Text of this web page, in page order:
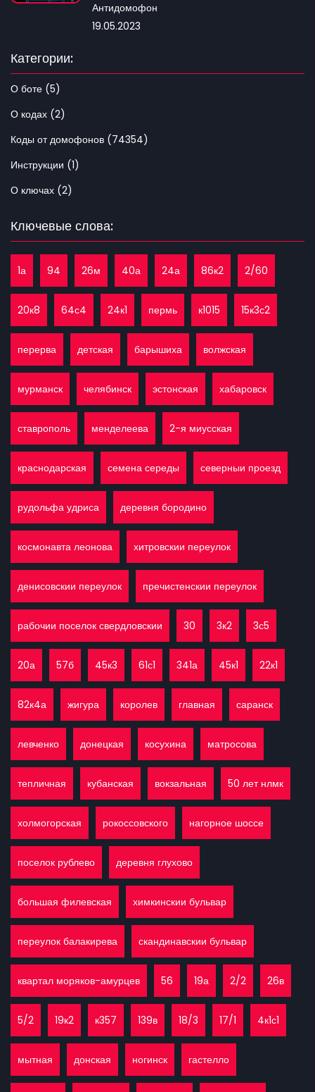
Антидомофон
19.05.2023
Категории:
О боте (5)
О кодах (2)
Коды от домофонов (74354)
Инструкции (1)
О ключах (2)
Ключевые слова:
1а 94 26м 40а 24а 86к2 2/60
20к8 64с4 24к1 пермь к1015 15к3с2
перерва детская барышиха волжская
мурманск челябинск эстонская хабаровск
ставрополь менделеева 2-я миусская
краснодарская семена середы северныи проезд
рудольфа удриса деревня бородино
космонавта леонова хитровскии переулок
денисовскии переулок пречистенскии переулок
рабочии поселок свердловскии 30 3к2 3с5
20а 57б 45к3 61с1 341а 45к1 22к1
82к4а жигура королев главная саранск
левченко донецкая косухина матросова
тепличная кубанская вокзальная 50 лет нлмк
холмогорская рокоссовского нагорное шоссе
поселок рублево деревня глухово
большая филевская химкинскии бульвар
переулок балакирева скандинавскии бульвар
квартал моряков-амурцев 56 19а 2/2 26в
5/2 19к2 к357 139в 18/3 17/1 4к1с1
мытная донская ногинск гастелло